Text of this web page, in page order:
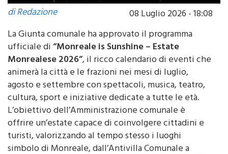
di Redazione
08 Luglio 2026 - 18:08
La Giunta comunale ha approvato il programma
ufficiale di“Monreale is Sunshine – Estate
Monrealese 2026”, il ricco calendario di eventi che
animerà la città e le frazioni nei mesi di luglio,
agosto e settembre con spettacoli, musica, teatro,
cultura, sport e iniziative dedicate a tutte le età.
L’obiettivo dell’Amministrazione comunale è
offrire un’estate capace di coinvolgere cittadini e
turisti, valorizzando al tempo stesso i luoghi
simbolo di Monreale, dall’Antivilla Comunale a